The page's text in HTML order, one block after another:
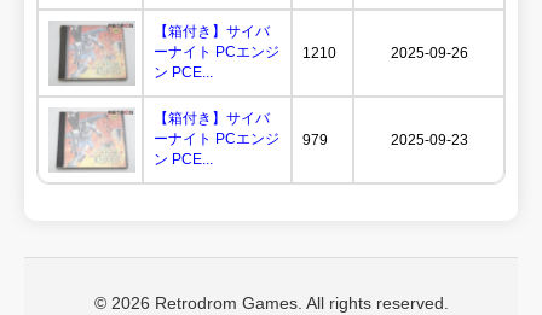
【箱付き】サイバ
ーナイト PCエンジ
ン PCE...
1210 2025-09-26
【箱付き】サイバ
ーナイト PCエンジ
ン PCE...
979 2025-09-23
© 2026 Retrodrom Games. All rights reserved.